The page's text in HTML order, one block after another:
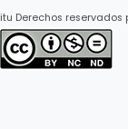
Derechos reservados